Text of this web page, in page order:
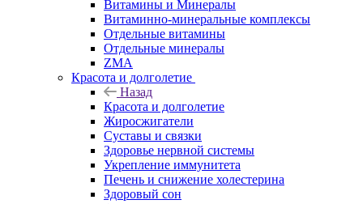
Витамины и Минералы
Витаминно-минеральные комплексы
Отдельные витамины
Отдельные минералы
ZMA
Красота и долголетие
Назад
Красота и долголетие
Жиросжигатели
Суставы и связки
Здоровье нервной системы
Укрепление иммунитета
Печень и снижение холестерина
Здоровый сон